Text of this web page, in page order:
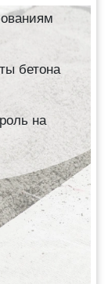
бетона
на